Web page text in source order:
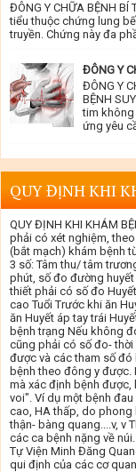
ĐÔNG Y CHỮA BỆNH BÍ
tiểu thuộc chứng lung
truyền. Chứng này đa
ĐÔNG Y
ĐÔNG Y
BỆNH
tim không
ứng yêu
QUY ĐỊNH KHI
QUY ĐỊNH KHI KHÁM
phải có xét nghiệm, theo
(bắt mạch) khám bệnh
3 số: Tâm thu/ tâm
phút, số đo đường
thiết phải có số đo
cao Tuổi Trước khi ăn
ăn Huyết áp tay trái
bệnh trạng Nếu không
cũng phải có số đo-
được và các tham số đó
bệnh theo đông y được.
mà xác định bệnh được,
voi". Ví dụ một bệnh
cao, HA thấp, do phong
thận- bàng quang....v, v
các ca bệnh nặng về
Tự Viện Minh Đăng
qui định của các cơ